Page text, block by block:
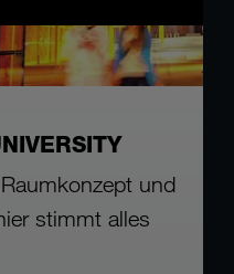
und
stimmt alles